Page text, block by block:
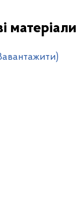
матеріали